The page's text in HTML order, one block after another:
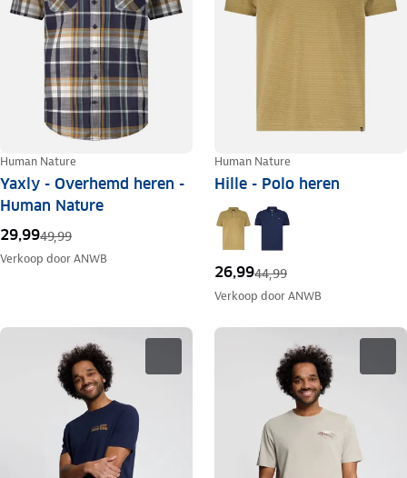
Human Nature
Yaxly - Overhemd heren -
Human Nature
29,9949,99
Verkoop doorANWB
Human Nature
Hille - Polo heren
26,9944,99
Verkoop doorANWB